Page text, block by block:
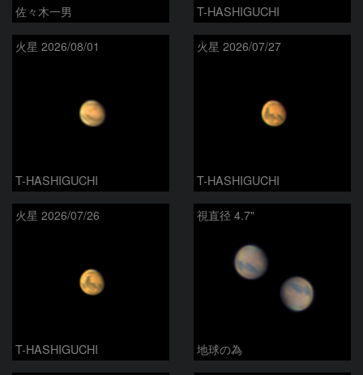
佐々木一男 T-HASHIGUCHI
火星 2026/08/01
T-HASHIGUCHI
火星 2026/07/27
T-HASHIGUCHI
火星 2026/07/26
T-HASHIGUCHI
視直径 4.7"
地球の為